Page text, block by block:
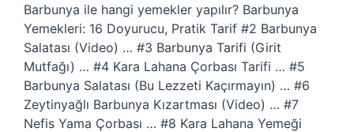
Barbunya ile hangi yemekler yapılır? Barbunya
Yemekleri: 16 Doyurucu, Pratik Tarif #2 Barbunya
Salatası (Video) … #3 Barbunya Tarifi (Girit
Mutfağı) … #4 Kara Lahana Çorbası Tarifi … #5
Barbunya Salatası (Bu Lezzeti Kaçırmayın) … #6
Zeytinyağlı Barbunya Kızartması (Video) … #7
Nefis Yama Çorbası … #8 Kara Lahana Yemeği